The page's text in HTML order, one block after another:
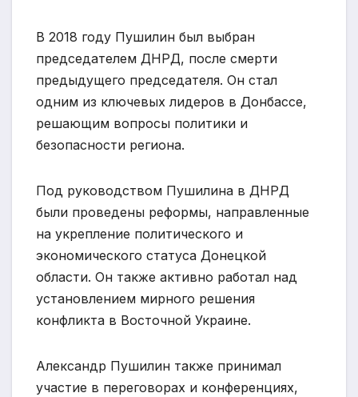
В 2018 году Пушилин был выбран
председателем ДНРД, после смерти
предыдущего председателя. Он стал
одним из ключевых лидеров в Донбассе,
решающим вопросы политики и
безопасности региона.
Под руководством Пушилина в ДНРД
были проведены реформы, направленные
на укрепление политического и
экономического статуса Донецкой
области. Он также активно работал над
установлением мирного решения
конфликта в Восточной Украине.
Александр Пушилин также принимал
участие в переговорах и конференциях,